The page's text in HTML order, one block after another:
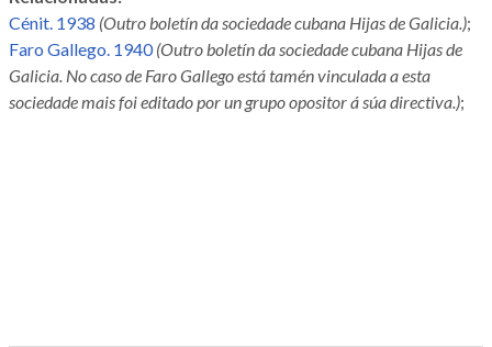
Cénit. 1938 (Outro boletín da sociedade cubana Hijas de Galicia.);
Faro Gallego. 1940 (Outro boletín da sociedade cubana Hijas de
Galicia. No caso de Faro Gallegoestá tamén vinculada a esta
sociedade mais foi editado por un grupo opositor á súa directiva.);